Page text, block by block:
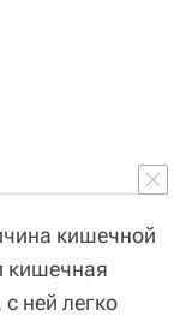
кишечной
кишечная
ней легко